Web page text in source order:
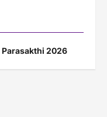
Parasakthi 2026